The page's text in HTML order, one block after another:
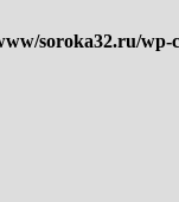
soroka32.ru/wp-